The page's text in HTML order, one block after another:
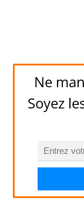
Ne
Soyez